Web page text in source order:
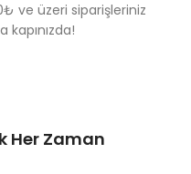
ve üzeri siparişleriniz
kapınızda!
Her Zaman